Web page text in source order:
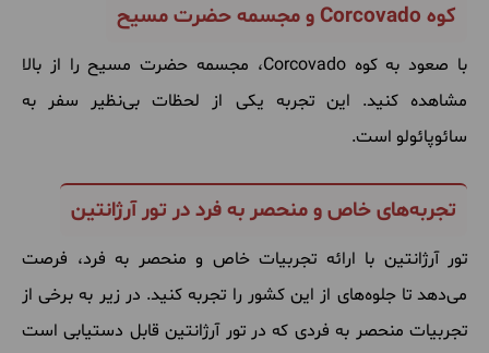
کوه Corcovado و مجسمه حضرت مسیح
با صعود به کوه Corcovado، مجسمه حضرت مسیح را از بالا
مشاهده کنید. این تجربه یکی از لحظات بی‌نظیر سفر به
سائوپائولو است.
تجربه‌های خاص و منحصر به فرد در تور آرژانتین
تور آرژانتین با ارائه تجربیات خاص و منحصر به فرد، فرصت
می‌دهد تا جلوه‌های از این کشور را تجربه کنید. در زیر به برخی از
تجربیات منحصر به فردی که در تور آرژانتین قابل دستیابی است